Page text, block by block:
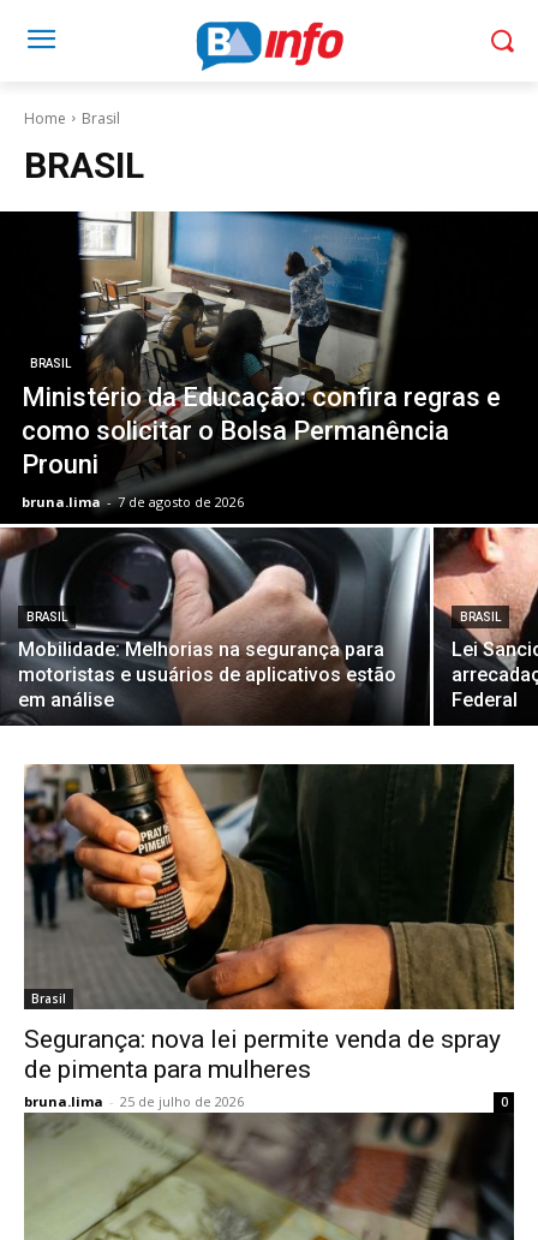
Home Brasil
BRASIL
BRASIL
Ministério da Educação: confira regras e
como solicitar o Bolsa Permanência
Prouni
bruna.lima - 7 de agosto de 2026
BRASIL
Mobilidade: Melhorias na segurança para
motoristas e usuários de aplicativos estão
em análise
BRASIL
Lei
Federal
Brasil
Segurança: nova lei permite venda de spray
de pimenta para mulheres
bruna.lima - 25 de julho de 2026 0